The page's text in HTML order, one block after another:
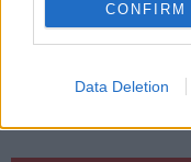
CONFIRM
Data Deletion